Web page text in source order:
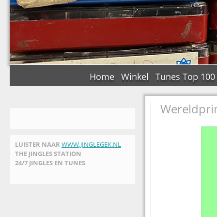
Home Winkel Tunes Top 100
LUISTER NAAR WWW.JINGLEGEK.NL
THE JINGLES STATION
24/7 JINGLES EN TUNES